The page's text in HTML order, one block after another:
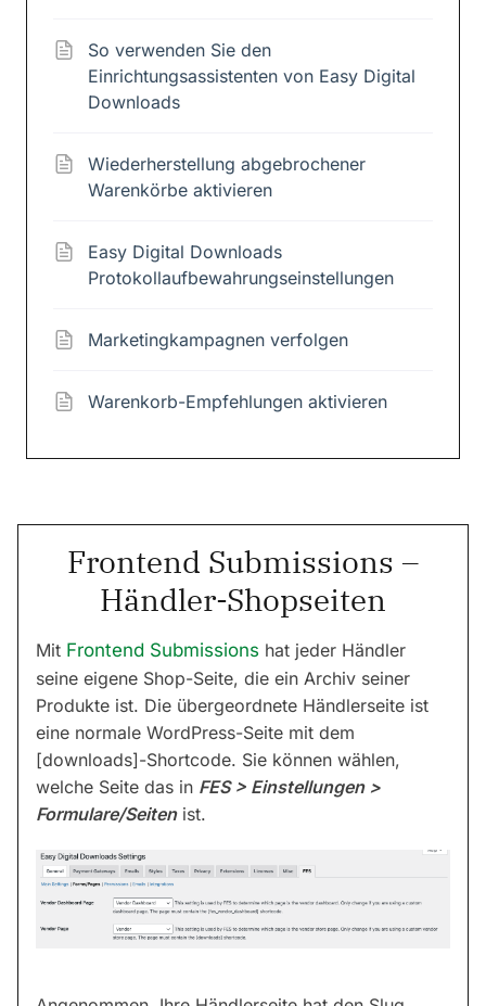
So verwenden Sie den
Einrichtungsassistenten von Easy Digital
Downloads
Wiederherstellung abgebrochener
Warenkörbe aktivieren
Easy Digital Downloads
Protokollaufbewahrungseinstellungen
Marketingkampagnen verfolgen
Warenkorb-Empfehlungen aktivieren
Frontend Submissions –
Händler-Shopseiten
Mit Frontend Submissions hat jeder Händler
seine eigene Shop-Seite, die ein Archiv seiner
Produkte ist. Die übergeordnete Händlerseite ist
eine normale WordPress-Seite mit dem
[downloads]-Shortcode. Sie können wählen,
welche Seite das in FES > Einstellungen >
Formulare/Seitenist.